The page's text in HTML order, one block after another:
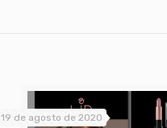
19 de agosto de 2020